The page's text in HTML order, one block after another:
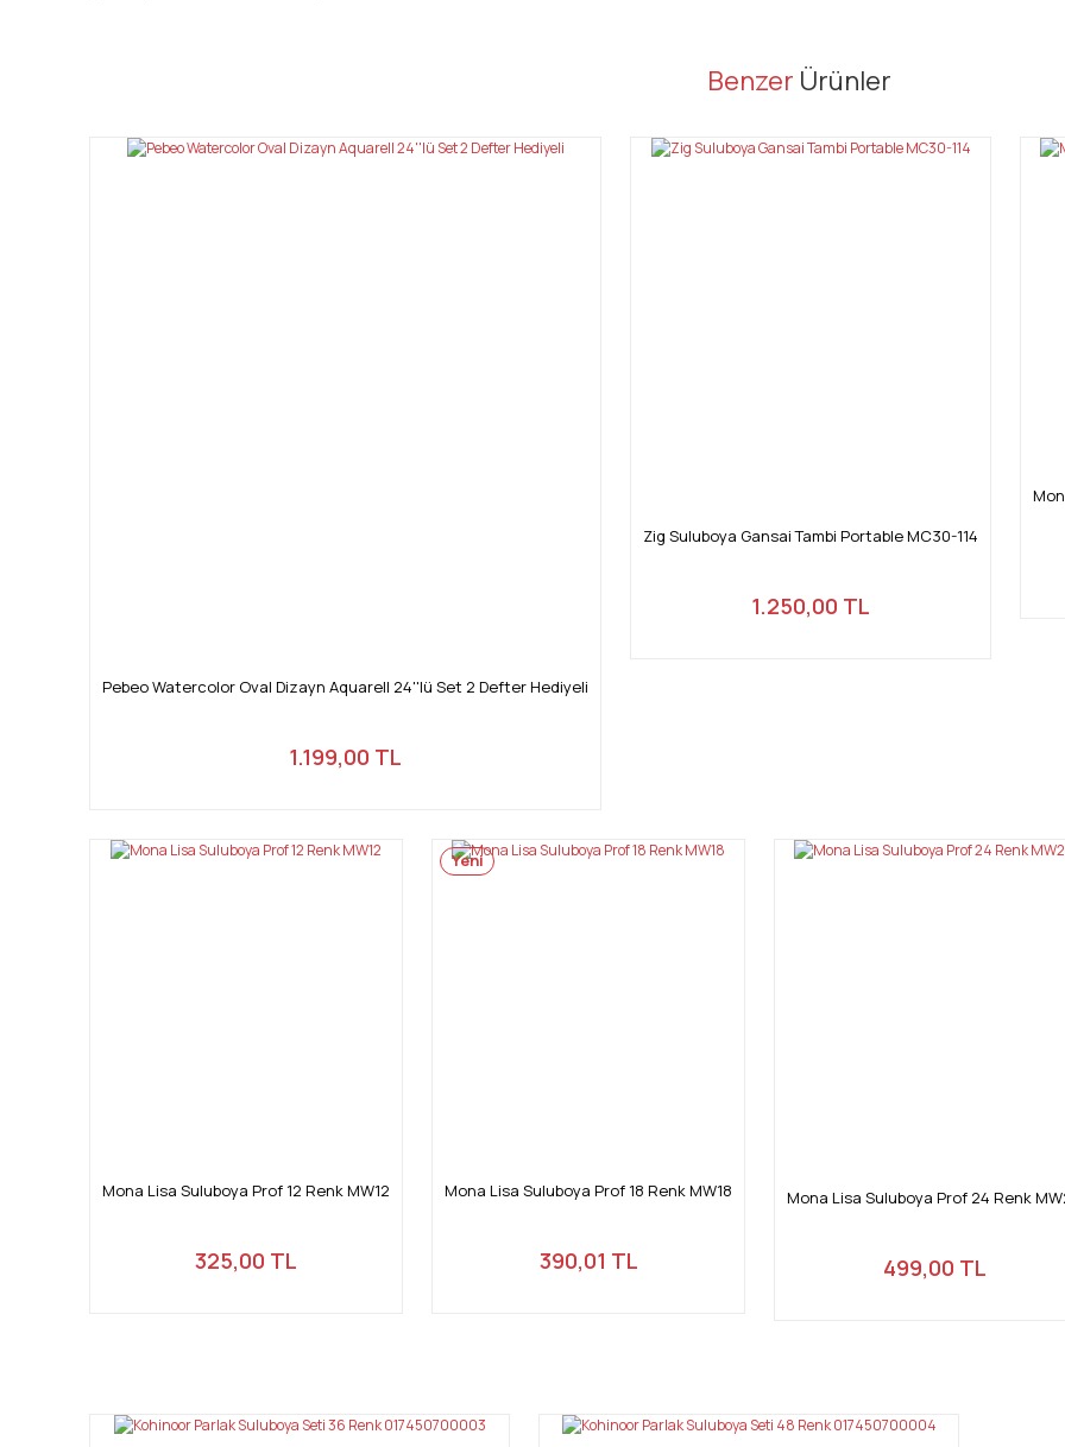
Bu ürünün fiyat bilgisi, resim, ürün açıklamalarında ve diğer konularda yetersiz gördüğünüz noktaları öneri formunu kullanarak
Ürün resmi kalitesiz, bozuk veya görüntülenemiyor.
Benzer Ürünler
Pebeo Watercolor Oval Dizayn Aquarell 24''lü Set 2 Defter Hediyeli
1.199,00 TL
Zig Suluboya Gansai Tambi Portable MC30-114
1.250,00 TL
Mona Lisa Suluboya Prof 12 Renk MW12
325,00 TL
Yeni
Mona Lisa Suluboya Prof 18 Renk MW18
390,01 TL
Mona Lisa Suluboya Prof 24 Renk
499,00 TL